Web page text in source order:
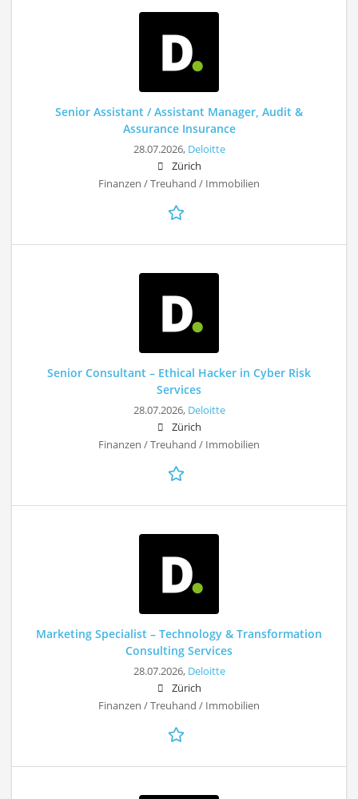
Senior Assistant / Assistant Manager, Audit &
Assurance Insurance
28.07.2026, Deloitte
Zürich
Finanzen / Treuhand / Immobilien
Senior Consultant – Ethical Hacker in Cyber Risk
Services
28.07.2026, Deloitte
Zürich
Finanzen / Treuhand / Immobilien
Marketing Specialist – Technology & Transformation
Consulting Services
28.07.2026, Deloitte
Zürich
Finanzen / Treuhand / Immobilien